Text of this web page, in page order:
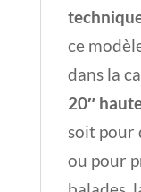
ce
dans la
20″
soit pour
ou pour